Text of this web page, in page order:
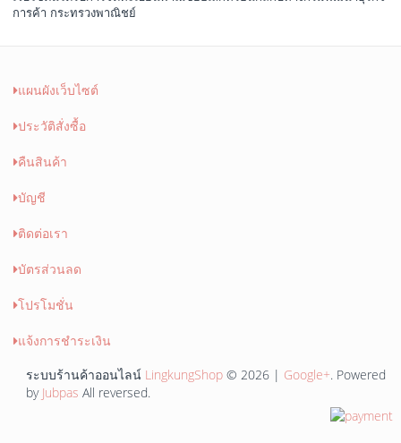
การค้า กระทรวงพาณิชย์
แผนผังเว็บไซต์
ประวัติสั่งซื้อ
คืนสินค้า
บัญชี
ติดต่อเรา
บัตรส่วนลด
โปรโมชั่น
แจ้งการชำระเงิน
ระบบร้านค้าออนไลน์ LingkungShop © 2026 | Google+. Powered
by Jubpas All reversed.